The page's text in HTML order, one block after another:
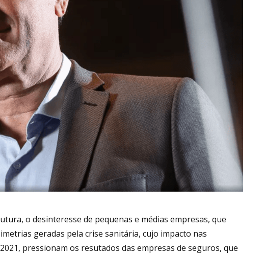
o desinteresse de pequenas e médias empresas, que
geradas pela crise sanitária, cujo impacto nas
pressionam os resutados das empresas de seguros, que